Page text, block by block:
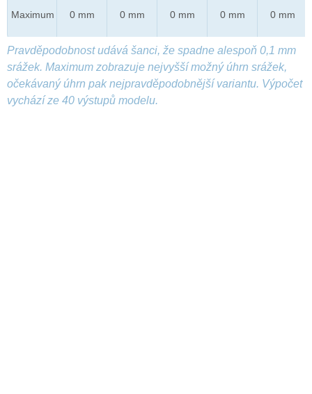
Maximum 0 mm 0 mm 0 mm 0 mm 0 mm
Pravděpodobnost udává šanci, že spadne alespoň 0,1 mm
srážek. Maximum zobrazuje nejvyšší možný úhrn srážek,
očekávaný úhrn pak nejpravděpodobnější variantu. Výpočet
vychází ze 40 výstupů modelu.